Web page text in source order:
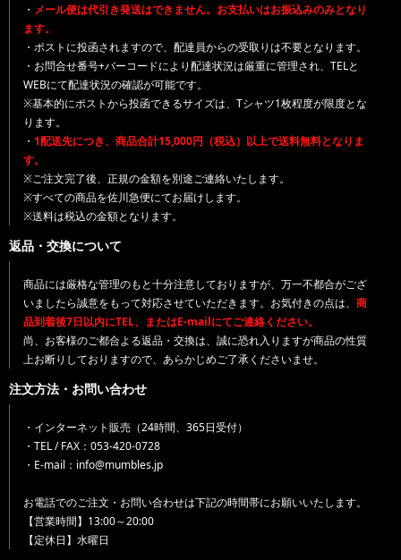
・ メール便は代引き発送はできません。お支払いはお振込みのみとなり
ます。
・ポストに投函されますので、配達員からの受取りは不要となります。
・お問合せ番号+バーコードにより配達状況は厳重に管理され、TELと
WEBにて配達状況の確認が可能です。
※基本的にポストから投函できるサイズは、Tシャツ1枚程度が限度とな
ります。
・ 1配送先につき、商品合計15,000円（税込）以上で送料無料となりま
す。
※ご注文完了後、正規の金額を別途ご連絡いたします。
※すべての商品を佐川急便にてお届けします。
※送料は税込の金額となります。
返品・交換について
商品には厳格な管理のもと十分注意しておりますが、万一不都合がござ
いましたら誠意をもって対応させていただきます。お気付きの点は、 商
品到着後7日以内にTEL、またはE-mailにてご連絡ください。
尚、お客様のご都合よる返品・交換は、誠に恐れ入りますが商品の性質
上お断りしておりますので、あらかじめご了承くださいませ。
注文方法・お問い合わせ
・インターネット販売（24時間、365日受付）
・TEL / FAX：053-420-0728
・E-mail：info@mumbles.jp
お電話でのご注文・お問い合わせは下記の時間帯にお願いいたします。
【営業時間】13:00～20:00
【定休日】水曜日